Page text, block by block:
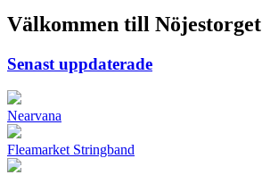
Välkommen till Nöjestorget
Senast uppdaterade
Nearvana
Fleamarket Stringband